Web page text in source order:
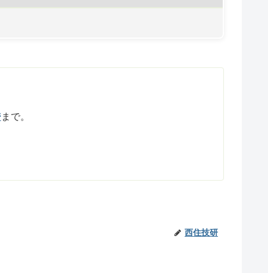
まで。
西住技研